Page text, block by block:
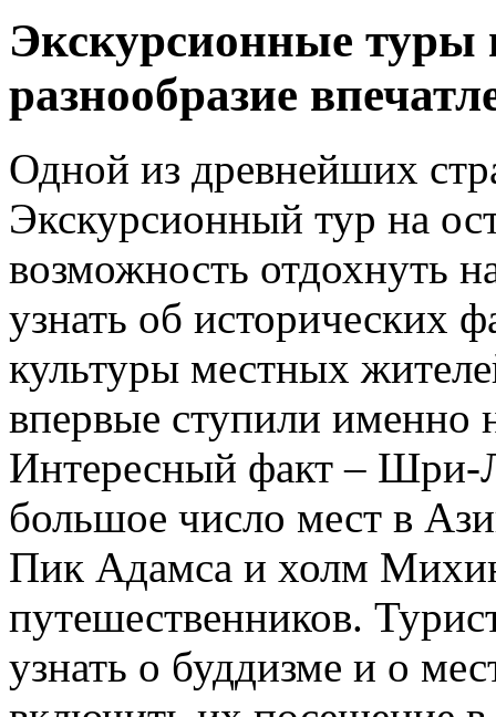
Экскурсионные
разнообразие
Одной из древнейших
Экскурсионный тур на
возможность отдохнуть
узнать об исторических
культуры местных
впервые ступили
Интересный факт – Шри-
большое число мест в
Пик Адамса и холм
путешественников.
узнать о буддизме и о